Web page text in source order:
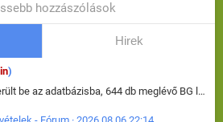
hozzászólások
Hirek
)
149 új BG lap került be az adatbázisba, 644 db meglévő BG lap módosult, bekerültek az új képek a megváltozott lapokhoz is.